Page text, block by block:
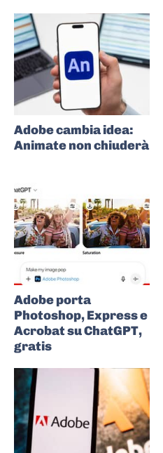
Adobe cambia idea:
Animate non chiuderà
Adobe porta
Photoshop, Express e
Acrobat su ChatGPT,
gratis